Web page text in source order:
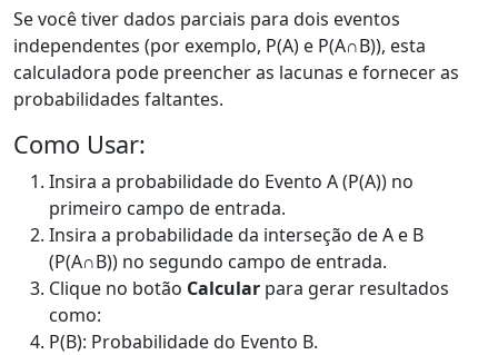
Se você tiver dados parciais para dois eventos
independentes (por exemplo, P(A) e P(A∩B)), esta
calculadora pode preencher as lacunas e fornecer as
probabilidades faltantes.
Como Usar:
Insira a probabilidade do Evento A (P(A)) no
primeiro campo de entrada.
Insira a probabilidade da interseção de A e B
(P(A∩B)) no segundo campo de entrada.
Clique no botão Calcular para gerar resultados
como:
P(B): Probabilidade do Evento B.